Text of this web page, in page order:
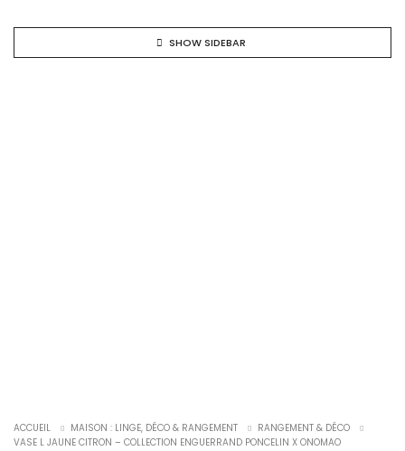
SHOW SIDEBAR
ACCUEIL MAISON : LINGE, DÉCO & RANGEMENT
RANGEMENT & DÉCO
VASE L JAUNE CITRON – COLLECTION ENGUERRAND PONCELIN X ONOMAO